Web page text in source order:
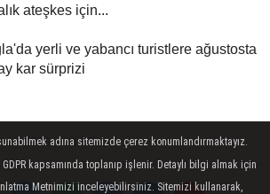
ateşkes için...
yerli ve yabancı turistlere ağustosta
kar sürprizi
2025 - 18:55
Büyükelçisi,
adına sitemizde çerez konumlandırmaktayız.
kapsamında toplanıp işlenir. Detaylı bilgi almak için
Metnimizi inceleyebilirsiniz. Sitemizi kullanarak,